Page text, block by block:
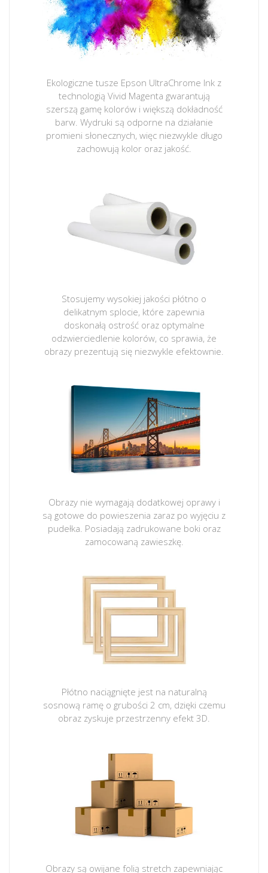
Ekologiczne tusze Epson UltraChrome Ink z
technologią Vivid Magenta gwarantują
szerszą gamę kolorów i większą dokładność
barw. Wydruki są odporne na działanie
promieni słonecznych, więc niezwykle długo
zachowują kolor oraz jakość.
Stosujemy wysokiej jakości płótno o
delikatnym splocie, które zapewnia
doskonałą ostrość oraz optymalne
odzwierciedlenie kolorów, co sprawia, że
obrazy prezentują się niezwykle efektownie.
Obrazy nie wymagają dodatkowej oprawy i
są gotowe do powieszenia zaraz po wyjęciu z
pudełka. Posiadają zadrukowane boki oraz
zamocowaną zawieszkę.
Płótno naciągnięte jest na naturalną
sosnową ramę o grubości 2 cm, dzięki czemu
obraz zyskuje przestrzenny efekt 3D.
Obrazy są owijane folią stretch zapewniając